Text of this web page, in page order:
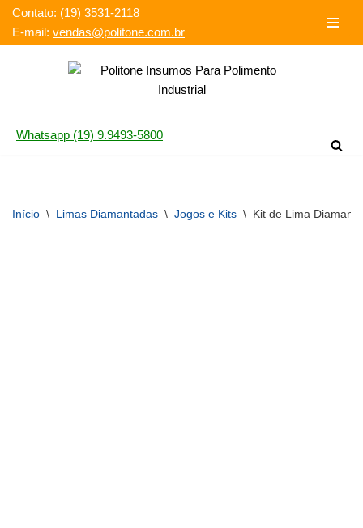
Pular
Contato: (19) 3531-2118‬
E-mail: vendas@politone.com.br
Whatsapp (19) 9.9493-5800
Início \ Limas Diamantadas \ Jogos e Kits \ Kit de Lima